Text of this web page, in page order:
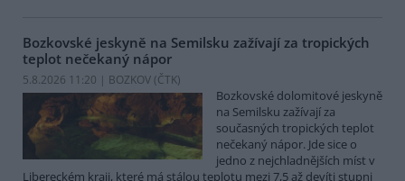
Bozkovské jeskyně na Semilsku zažívají za tropických
teplot nečekaný nápor
5.8.2026 11:20 | BOZKOV (ČTK)
Bozkovské dolomitové jeskyně
na Semilsku zažívají za
současných tropických teplot
nečekaný nápor. Jde sice o
jedno z nejchladnějších míst v
Libereckém kraji, které má stálou teplotu mezi 7,5 až devíti stupni